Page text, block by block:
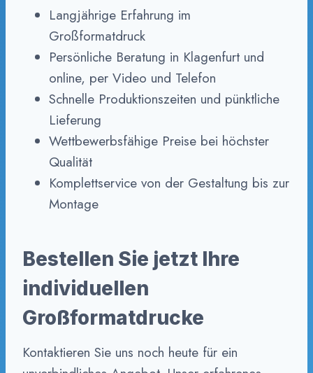
Langjährige Erfahrung im
Großformatdruck
Persönliche Beratung in Klagenfurt und
online, per Video und Telefon
Schnelle Produktionszeiten und pünktliche
Lieferung
Wettbewerbsfähige Preise bei höchster
Qualität
Komplettservice von der Gestaltung bis zur
Montage
Bestellen Sie jetzt Ihre
individuellen
Großformatdrucke
Kontaktieren Sie uns noch heute für ein